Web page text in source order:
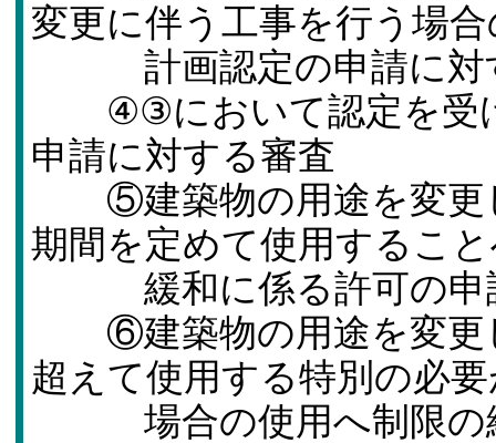
変更に伴う工事を行う場
計画認定の申請に対
④③において認定を受け
申請に対する審査
⑤建築物の用途を変更
期間を定めて使用するこ
緩和に係る許可の申
⑥建築物の用途を変更
超えて使用する特別の必
場合の使用へ制限の緩